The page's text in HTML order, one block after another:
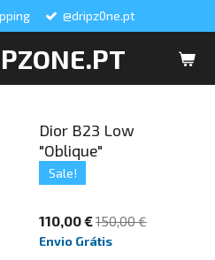
@dripz0ne.pt
Dior B23 Low
"Oblique"
Sale!
110,00 €150,00 €
Envio Grátis